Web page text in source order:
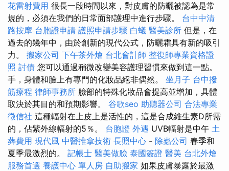
花雷射費用 很長一段時間以來，對皮膚的防曬被認為是常
規的，必須在我們的日常面部護理中進行步驟。 台中中清
路按摩 台胞證申請 護照申請步驟 白蟻 醫美診所 但是，在
過去的幾年中，由於創新的現代公式，防曬霜具有新的吸引
力。 搬家公司 下午茶外燴 台北會計師 整復師專業資格證
照 討債 您可以通過稍微改變美容護理習慣來做到這一點。
手，身體和臉上有專門的化妝品絕非偶然。 坐月子 台中撥
筋療程 律師事務所 臉部的特殊化妝品會提高並增加，具體
取決於其目的和預期影響。 谷歌seo 助聽器公司 合法專業
徵信社 這種輻射在上皮上是活性的，這是合成維生素D所需
的，佔紫外線輻射的5％。 台胞證 外遇 UVB輻射是中午 土
葬費用 現代風 中醫推拿技術 長照中心 - 除蟲公司 春季和
夏季最激烈的。 記帳士 醫美做臉 泰國簽證 醫美 台北外燴
服務首選 養護中心 單人房 自助搬家 如果皮膚暴露於最激